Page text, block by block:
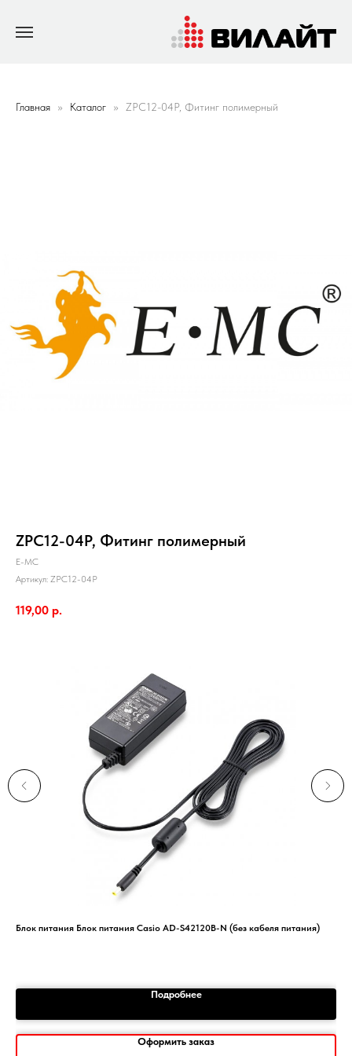
Главная Каталог ZPC12-04P, Фитинг полимерный
ZPC12-04P, Фитинг полимерный
E-MC
Артикул: ZPC12-04P
119,00 р.
Блок питания Блок питания Casio AD-S42120B-N (без кабеля питания)
Подробнее
Оформить заказ